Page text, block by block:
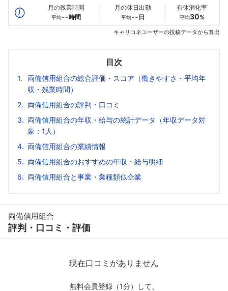
月の残業時間
平均--時間
月の休日出勤
平均-- 日
有休消化率
平均30%
キャリコネユーザーの投稿データから算出
目次
両備信用組合の総合評価・スコア（働きやすさ・平均年
収・残業時間）
両備信用組合の評判・口コミ
両備信用組合の年収・給与の統計データ（年収データ対
象：1人）
両備信用組合の業績情報
両備信用組合のおすすめの年収・給与明細
両備信用組合と事業・業種類似企業
両備信用組合
評判・口コミ・評価
現在口コミがありません
無料会員登録（1分）して、